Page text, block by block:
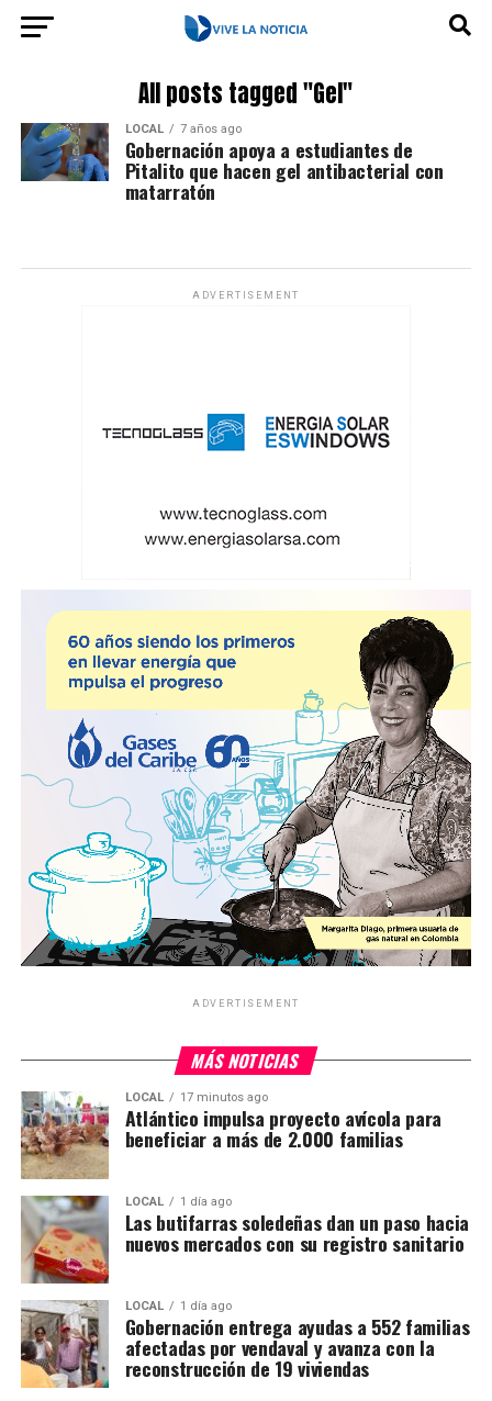
All posts tagged "Gel"
LOCAL 7 años ago
Gobernación apoya a estudiantes de
Pitalito que hacen gel antibacterial con
matarratón
ADVERTISEMENT
ADVERTISEMENT
MÁS NOTICIAS
LOCAL 17 minutos ago
Atlántico impulsa proyecto avícola para
beneficiar a más de 2.000 familias
LOCAL 1 día ago
Las butifarras soledeñas dan un paso hacia
nuevos mercados con su registro sanitario
LOCAL 1 día ago
Gobernación entrega ayudas a 552 familias
afectadas por vendaval y avanza con la
reconstrucción de 19 viviendas